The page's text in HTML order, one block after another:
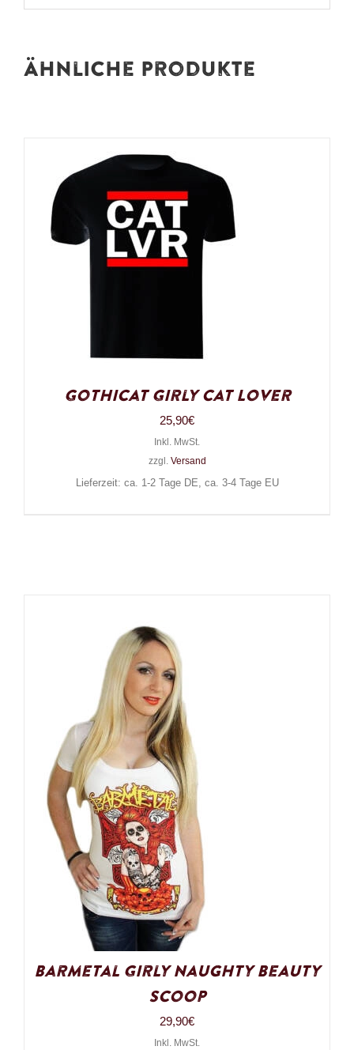
Ähnliche Produkte
Gothicat Girly Cat Lover
25,90€
Inkl. MwSt.
zzgl. Versand
Lieferzeit: ca. 1-2 Tage DE, ca. 3-4 Tage EU
Barmetal Girly Naughty Beauty
Scoop
29,90€
Inkl. MwSt.